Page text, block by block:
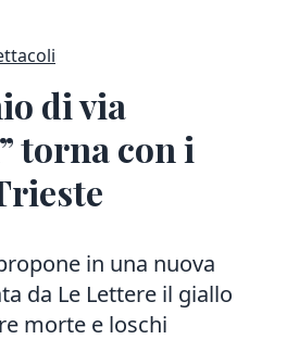
di via
torna con i
in una nuova
da Le Lettere il giallo
morte e loschi